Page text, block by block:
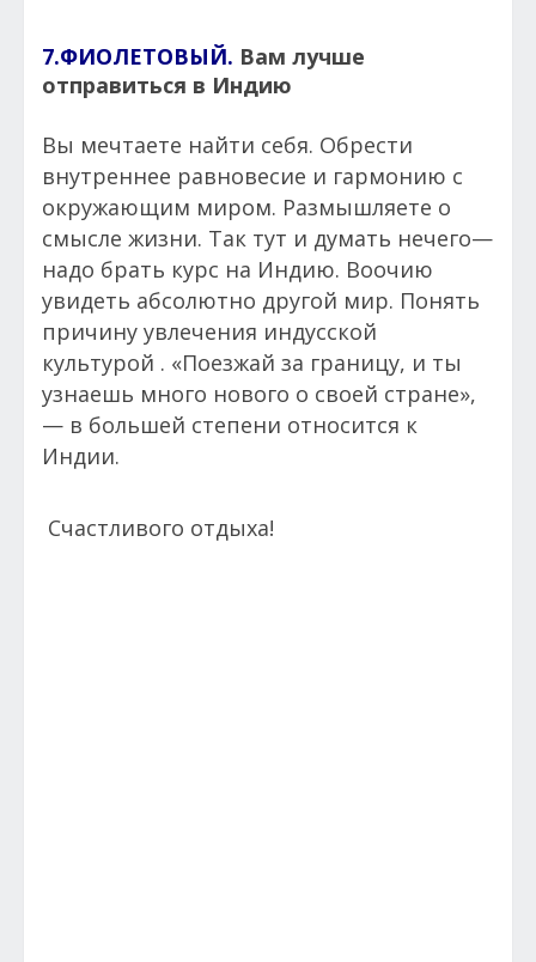
7.ФИОЛЕТОВЫЙ. Вам лучше
отправиться в Индию
Вы мечтаете найти себя. Обрести
внутреннее равновесие и гармонию с
окружающим миром. Размышляете о
смысле жизни. Так тут и думать нечего—
надо брать курс на Индию. Воочию
увидеть абсолютно другой мир. Понять
причину увлечения индусской
культурой . «Поезжай за границу, и ты
узнаешь много нового о своей стране»,
— в большей степени относится к
Индии.
Счастливого отдыха!